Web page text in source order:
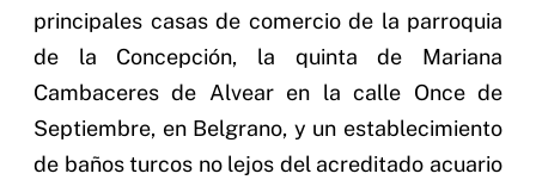
principales casas de comercio de la parroquia
de la Concepción, la quinta de Mariana
Cambaceres de Alvear en la calle Once de
Septiembre, en Belgrano, y un establecimiento
de baños turcos no lejos del acreditado acuario